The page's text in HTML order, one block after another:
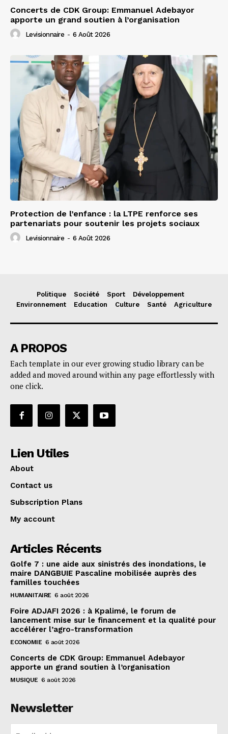
Concerts de CDK Group: Emmanuel Adebayor
apporte un grand soutien à l’organisation
Levisionnaire - 6 Août 2026
Protection de l’enfance : la LTPE renforce ses
partenariats pour soutenir les projets sociaux
Levisionnaire - 6 Août 2026
Politique Société Sport
Développement
Environnement
Education Culture Santé Agriculture
A PROPOS
Each template in our ever growing studio library can be
added and moved around within any page effortlessly with
one click.
Lien Utiles
About
Contact us
Subscription Plans
My account
Articles Récents
Golfe 7 : une aide aux sinistrés des inondations, le
maire DANGBUIE Pascaline mobilisée auprès des
familles touchées
HUMANITAIRE 6 août 2026
Foire ADJAFI 2026 : à Kpalimé, le forum de
lancement mise sur le financement et la qualité pour
accélérer l’agro-transformation
ECONOMIE 6 août 2026
Concerts de CDK Group: Emmanuel Adebayor
apporte un grand soutien à l’organisation
MUSIQUE 6 août 2026
Newsletter